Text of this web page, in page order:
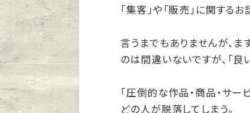
「集客」や「販売」に関するお
言うまでもありませんが、ま
のは間違いないですが、「良
「圧倒的な作品・商品・サー
どの人が脱落してしまう。